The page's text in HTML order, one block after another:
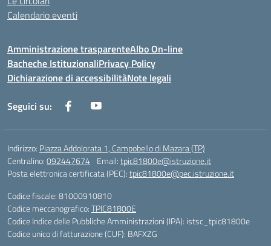
Calendario eventi
Amministrazione trasparenteAlbo On-line
Bacheche IstituzionaliPrivacy Policy
Dichiarazione di accessibilitàNote legali
Seguici su:
Indirizzo: Piazza Addolorata 1, Campobello di Mazara (TP)
Centralino:092447674 Email:tpic81800e@istruzione.it
Posta elettronica certificata (PEC):tpic81800e@pec.istruzione.it
Codice fiscale: 81000910810
Codice meccanografico:TPIC81800E
Codice Indice delle Pubbliche Amministrazioni (IPA): istsc_tpic81800e
Codice unico di fatturazione (CUF): BAFXZG